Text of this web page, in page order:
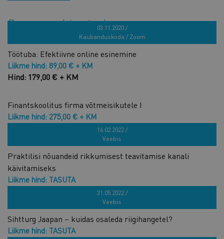
Sarnased tooted03.11.2020 /
Kaubanduskoda / Zoom
Töötuba: Efektiivne online esinemine
Liikme hind: 89,00 € + KM
Hind: 179,00 € + KM
Finantskoolitus firma võtmeisikutele I
Liikme hind: 275,00 € + KM
16.02.2022 /
Veebis
Praktilisi nõuandeid rikkumisest teavitamise kanali
käivitamiseks
Liikme hind: TASUTA
31.05.2022 /
Veebis
Sihtturg Jaapan – kuidas osaleda riigihangetel?
Liikme hind: TASUTA